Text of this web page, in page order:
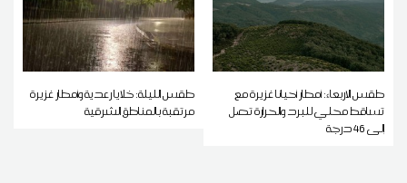
طقس الاربعاء: أمطار أحيانا غزيرة مع
تساقط محلي للبرد والحرارة تصل
إلى 46 درجة
طقس الليلة: خلايا رعدية وأمطار غزيرة
مرتقبة بالمناطق الشرقية